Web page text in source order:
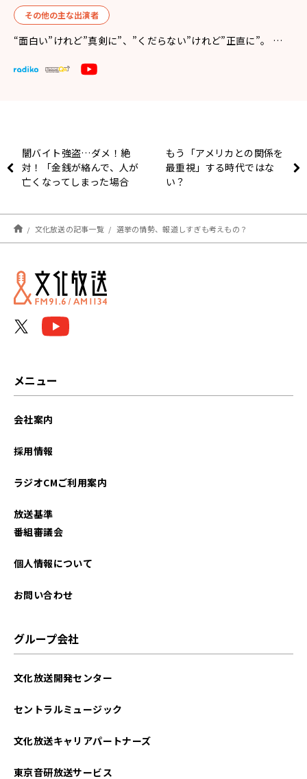
その他の主な出演者
“面白い”けれど”真剣に”、”くだらない”けれど”正直に”。 …
闇バイト強盗…ダメ！絶
対！「金銭が絡んで、人が
亡くなってしまった場合
い」
もう「アメリカとの関係を
最重視」する時代ではな
い？
文化放送の記事一覧 選挙の情勢、報道しすぎも考えもの？
メニュー
会社案内
採用情報
ラジオCMご利用案内
放送基準
番組審議会
個人情報について
お問い合わせ
グループ会社
文化放送開発センター
セントラルミュージック
文化放送キャリアパートナーズ
東京音研放送サービス